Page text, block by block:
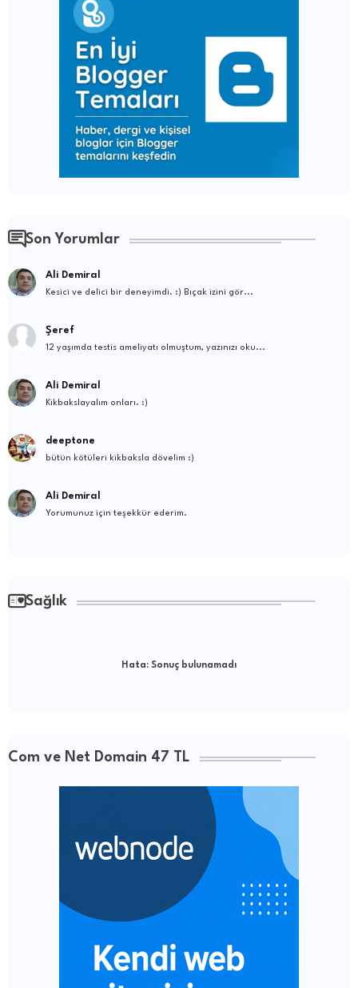
Son Yorumlar
Ali Demiral
Kesici ve delici bir deneyimdi. :) Bıçak izini gör...
Şeref
12 yaşımda testis ameliyatı olmuştum, yazınızı oku...
Ali Demiral
Kikbakslayalım onları. :)
deeptone
bütün kötüleri kikbaksla dövelim :)
Ali Demiral
Yorumunuz için teşekkür ederim.
Sağlık
Hata: Sonuç bulunamadı
Com ve Net Domain 47 TL